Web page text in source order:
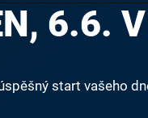
6.6.
start vašeho